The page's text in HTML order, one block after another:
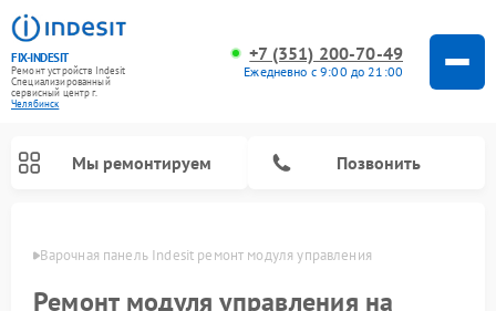
FIX-INDESIT
Ремонт устройств Indesit
Специализированный
cервисный центр г.
Челябинск
+7 (351) 200-70-49
Ежедневно с 9:00 до 21:00
Мы ремонтируем Позвонить
Варочная панель Indesit ремонт модуля управления
Ремонт модуля управления на